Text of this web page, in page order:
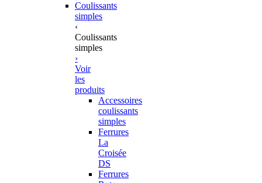
Coulissants
simples
‹
Coulissants
simples
›
Voir
les
produits
Accessoires
coulissants
simples
Ferrures
La
Croisée
DS
Ferrures